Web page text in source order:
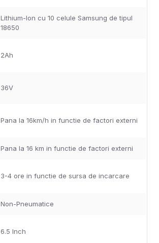
Lithium-Ion cu 10 celule Samsung de tipul
18650
2Ah
36V
Pana la 16km/h in functie de factori externi
Pana la 16 km in functie de factori externi
3-4 ore in functie de sursa de incarcare
Non-Pneumatice
6.5 Inch